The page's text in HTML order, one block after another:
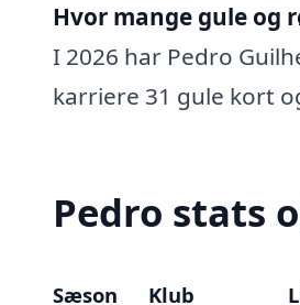
Hvor mange gule og
I 2026 har Pedro
karriere 31 gule kort
Pedro stats
Sæson Klub